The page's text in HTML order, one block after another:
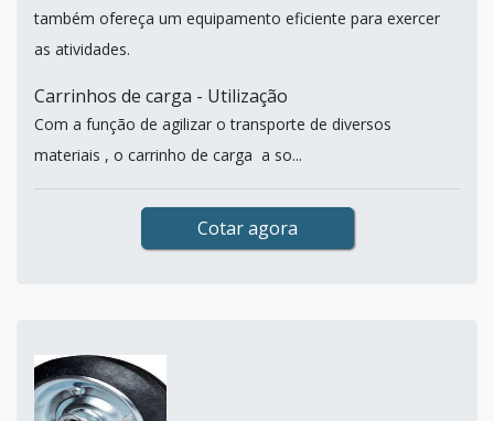
também ofereça um equipamento eficiente para exercer
as atividades.
Carrinhos de carga - Utilização
Com a função de agilizar o transporte de diversos
materiais , o carrinho de carga a so...
Cotar agora